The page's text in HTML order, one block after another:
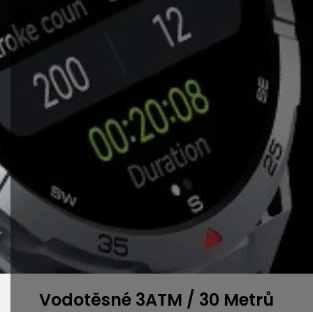
Vodotěsné 3ATM / 30 Metrů